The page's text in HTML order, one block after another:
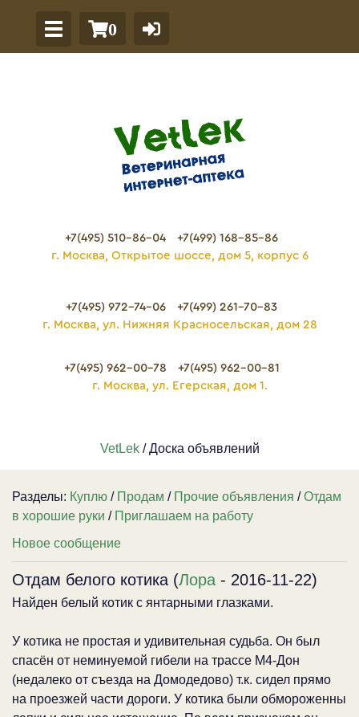
0
+7(495) 510-86-04
+7(499) 168-85-86
г. Москва, Открытое шоссе, дом 5, корпус 6
+7(495) 972-74-06
+7(499) 261-70-83
г. Москва, ул. Нижняя Красносельская, дом 28
+7(495) 962-00-78
+7(495) 962-00-81
г. Москва, ул. Егерская, дом 1.
VetLek/ Доска объявлений
Разделы: Куплю / Продам / Прочие объявления /Отдам
в хорошие руки / Приглашаем на работу
Новое сообщение
Отдам белого котика (Лора - 2016-11-22)
Найден белый котик с янтарными глазками.
У котика не простая и удивительная судьба. Он был
спасён от неминуемой гибели на трассе М4-Дон
(недалеко от съезда на Домодедово) т.к. сидел прямо
на проезжей части дороги. У котика были обмороженны